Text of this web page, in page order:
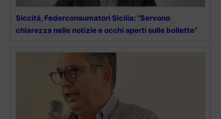
Siccità, Federconsumatori Sicilia: “Servono
chiarezza nelle notizie e occhi aperti sulle bollette”